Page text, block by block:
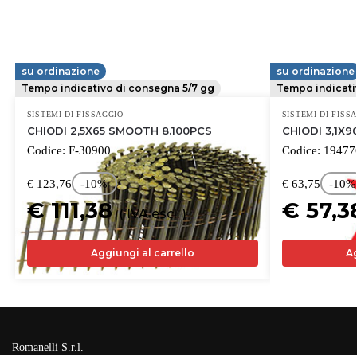
MAKITA
su ordinazione
Tempo indicativo di consegna 5/7 gg
SISTEMI DI FISSAGGIO
CHIODI 2,5X65 SMOOTH 8.100PCS
Codice: F-30900
€ 123,76 -10%
€ 111,38( IVA escl. )
Aggiungi al carrello
MAKITA
su ordinazione
Tempo
SISTEMI DI
CHIODI
Codice:
€ 63,75 -10%
€
Romanelli S.r.l.